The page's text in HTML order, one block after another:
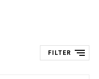
FILTER